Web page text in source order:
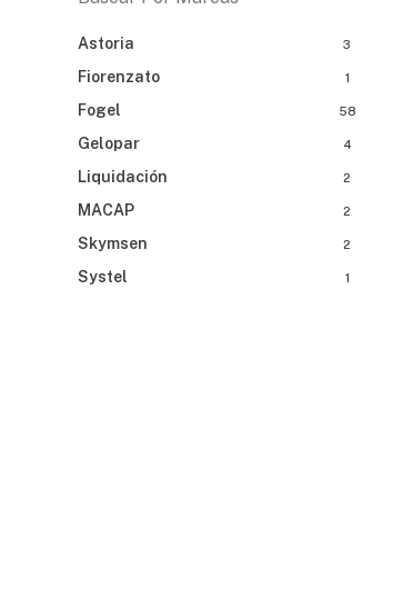
Astoria 3
Fiorenzato 1
Fogel 58
Gelopar 4
Liquidación 2
MACAP 2
Skymsen 2
Systel 1